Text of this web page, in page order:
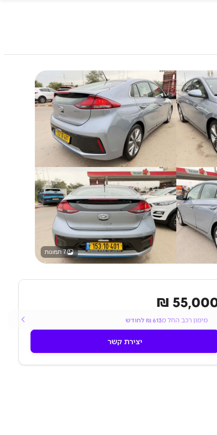
7 תמונות
55,000
מימון רכב החל מ613₪ לחודש
יצירת קשר